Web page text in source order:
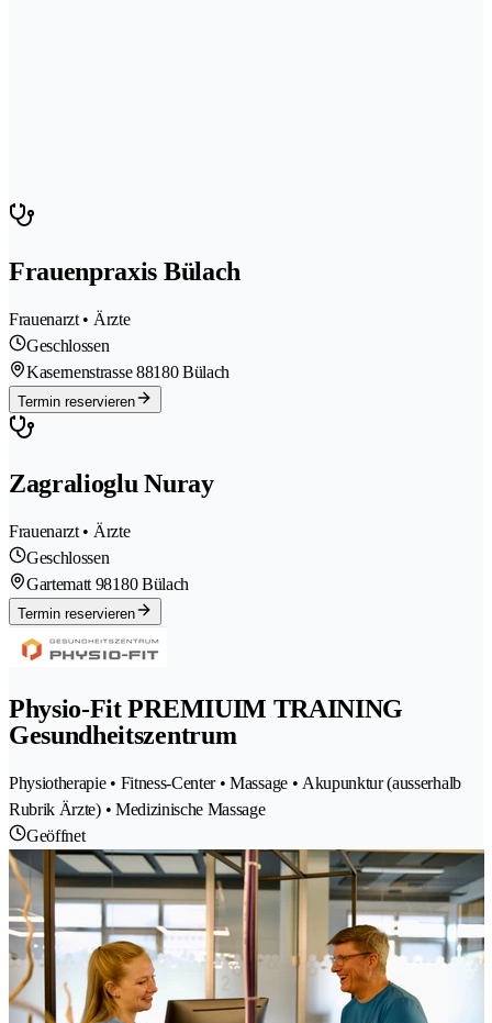
Frauenpraxis Bülach
Frauenarzt • Ärzte
Geschlossen
Kasernenstrasse 88180 Bülach
Termin reservieren
Zagralioglu Nuray
Frauenarzt • Ärzte
Geschlossen
Gartematt 98180 Bülach
Termin reservieren
Physio-Fit PREMIUIM TRAINING
Gesundheitszentrum
Physiotherapie • Fitness-Center • Massage • Akupunktur (ausserhalb
Rubrik Ärzte) • Medizinische Massage
Geöffnet